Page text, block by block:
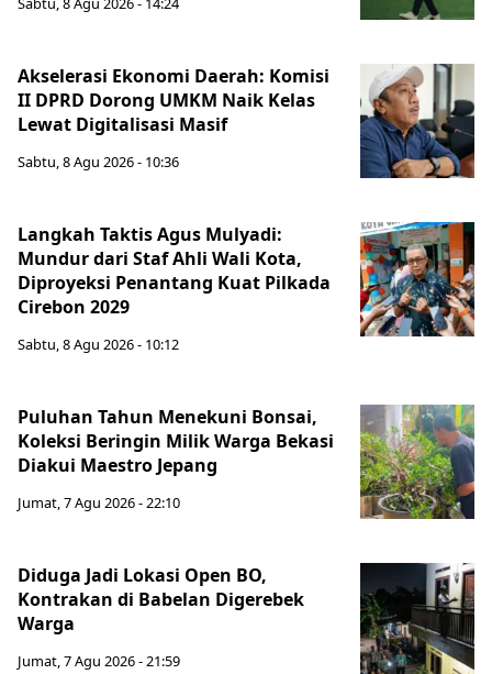
Akselerasi Ekonomi Daerah: Komisi
II DPRD Dorong UMKM Naik Kelas
Lewat Digitalisasi Masif
Sabtu, 8 Agu 2026 - 10:36
Langkah Taktis Agus Mulyadi:
Mundur dari Staf Ahli Wali Kota,
Diproyeksi Penantang Kuat Pilkada
Cirebon 2029
Sabtu, 8 Agu 2026 - 10:12
Puluhan Tahun Menekuni Bonsai,
Koleksi Beringin Milik Warga Bekasi
Diakui Maestro Jepang
Jumat, 7 Agu 2026 - 22:10
Diduga Jadi Lokasi Open BO,
Kontrakan di Babelan Digerebek
Warga
Jumat, 7 Agu 2026 - 21:59